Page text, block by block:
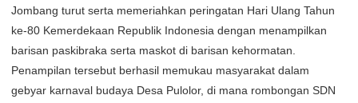
Jombang turut serta memeriahkan peringatan Hari Ulang Tahun
ke-80 Kemerdekaan Republik Indonesia dengan menampilkan
barisan paskibraka serta maskot di barisan kehormatan.
Penampilan tersebut berhasil memukau masyarakat dalam
gebyar karnaval budaya Desa Pulolor, di mana rombongan SDN